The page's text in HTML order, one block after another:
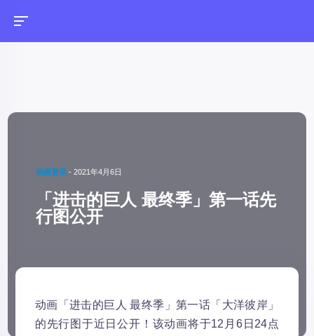
动画资讯 -2021年4月6日
「进击的巨人 最终季」第一话先
行图公开
动画「进击的巨人 最终季」第一话「大洋彼岸」
的先行图于近日公开！该动画将于12月6日24点